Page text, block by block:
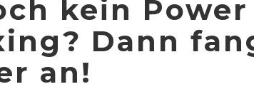
kein Power
Dann
an!